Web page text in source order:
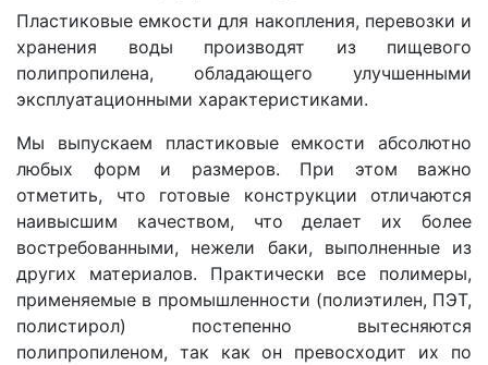
Пластиковые емкости для накопления, перевозки и
хранения воды производят из пищевого
полипропилена, обладающего улучшенными
эксплуатационными характеристиками.
Мы выпускаем пластиковые емкости абсолютно
любых форм и размеров. При этом важно
отметить, что готовые конструкции отличаются
наивысшим качеством, что делает их более
востребованными, нежели баки, выполненные из
других материалов. Практически все полимеры,
применяемые в промышленности (полиэтилен, ПЭТ,
полистирол) постепенно вытесняются
полипропиленом, так как он превосходит их по